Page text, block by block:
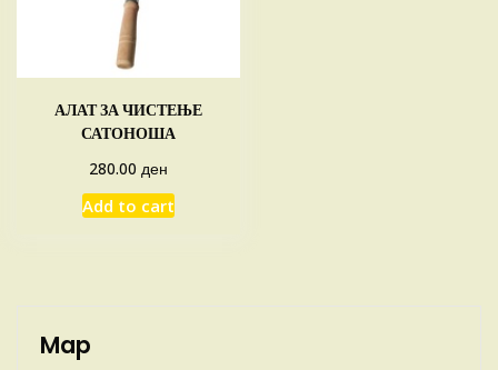
АЛАТ ЗА ЧИСТЕЊЕ
САТОНОША
280.00 ден
Add to cart
Map